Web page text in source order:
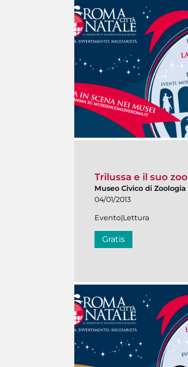
Trilussa e il suo zoo
Museo Civico di Zoologia
04/01/2013
Evento|Lettura
Gratis